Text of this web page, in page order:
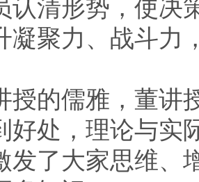
认清形势，使决
凝聚力、战斗力
的儒雅，董讲
好处，理论与实
发了大家思维、